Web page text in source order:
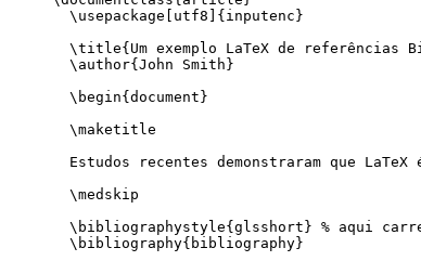
\usepackage
utf8 ]{ inputenc }
\title{Um exemplo LaTeX de
\author{John Smith}
\begin{ document }
\maketitle
Estudos recentes demonstraram que
\medskip
\bibliographystyle{glsshort} % aqui
\bibliography{bibliography}